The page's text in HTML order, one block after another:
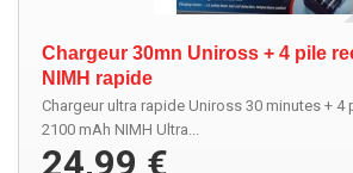
Chargeur 30mn Uniross + 4 pile
NIMH rapide
Chargeur ultra rapide Uniross 30 minutes +
2100 mAh NIMH Ultra...
24,99 €